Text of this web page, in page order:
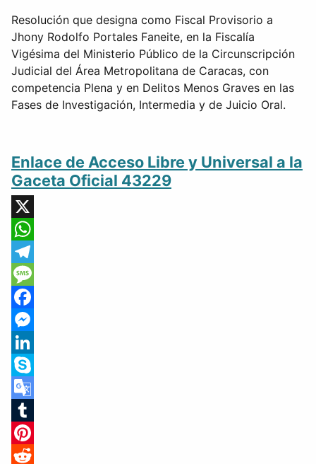
Resolución que designa como Fiscal Provisorio a
Jhony Rodolfo Portales Faneite, en la Fiscalía
Vigésima del Ministerio Público de la Circunscripción
Judicial del Área Metropolitana de Caracas, con
competencia Plena y en Delitos Menos Graves en las
Fases de Investigación, Intermedia y de Juicio Oral.
Enlace de Acceso Libre y Universal a la
Gaceta Oficial 43229
X
WhatsApp
Telegram
Message
Facebook
Messenger
LinkedIn
Skype
Google
Translate
Tumblr
Pinterest